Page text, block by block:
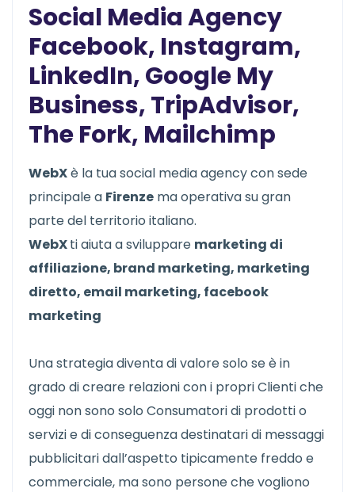
Social Media Agency
Facebook, Instagram,
LinkedIn, Google My
Business, TripAdvisor,
The Fork, Mailchimp
WebXè la tua social media agency con sede
principale a Firenze ma operativa su gran
parte del territorio italiano.
WebXti aiuta a sviluppare marketing di
affiliazione, brand marketing, marketing
diretto, email marketing, facebook
marketing
Una strategia diventa di valore solo se è in
grado di creare relazioni con i propri Clienti che
oggi non sono solo Consumatori di prodotti o
servizi e di conseguenza destinatari di messaggi
pubblicitari dall’aspetto tipicamente freddo e
commerciale, ma sono persone che vogliono